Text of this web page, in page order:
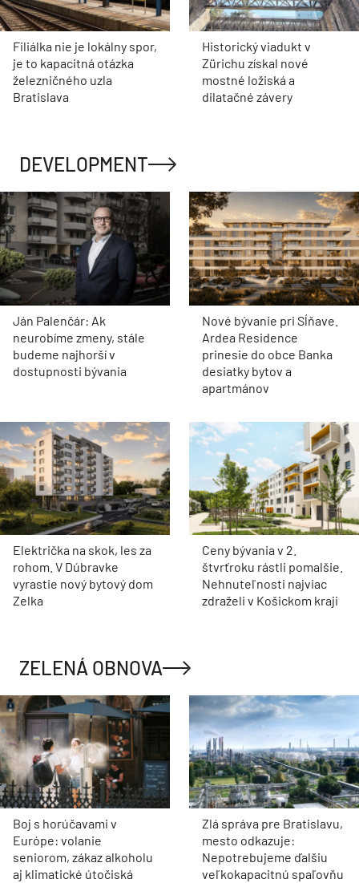
Filiálka nie je lokálny spor,
je to kapacitná otázka
železničného uzla
Bratislava
Historický viadukt v
Zürichu získal nové
mostné ložiská a
dilatačné závery
DEVELOPMENT
Ján Palenčár: Ak
neurobíme zmeny, stále
budeme najhorší v
dostupnosti bývania
Nové bývanie pri Sĺňave.
Ardea Residence
prinesie do obce Banka
desiatky bytov a
apartmánov
Električka na skok, les za
rohom. V Dúbravke
vyrastie nový bytový dom
Zelka
Ceny bývania v 2.
štvrťroku rástli pomalšie.
Nehnuteľnosti najviac
zdraželi v Košickom kraji
ZELENÁ OBNOVA
Boj s horúčavami v
Európe: volanie
seniorom, zákaz alkoholu
aj klimatické útočiská
Zlá správa pre Bratislavu,
mesto odkazuje:
Nepotrebujeme ďalšiu
veľkokapacitnú spaľovňu